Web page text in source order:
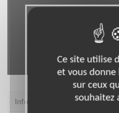
Infos pratiques
Ce site utilise
et vous
sur ceux
souhaitez